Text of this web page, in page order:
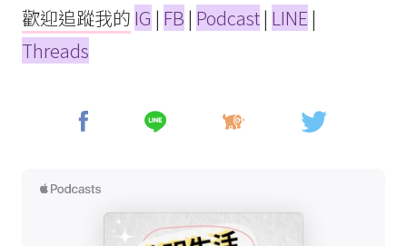
歡迎追蹤我的 IG | FB | Podcast| LINE |
Threads